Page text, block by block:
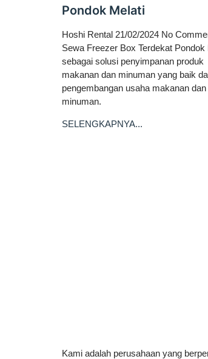
Pondok Melati
Hoshi Rental 21/02/2024 No
Sewa Freezer Box Terdekat Pondok
sebagai solusi penyimpanan produk
makanan dan minuman yang baik
pengembangan usaha makanan dan
minuman.
SELENGKAPNYA...
Kami adalah perusahaan yang